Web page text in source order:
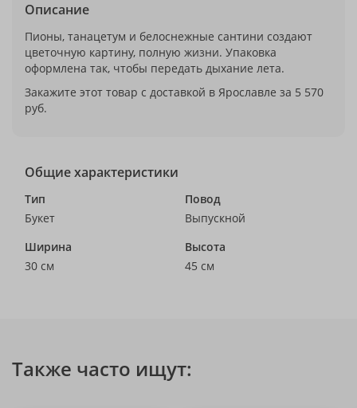
Описание
Пионы, танацетум и белоснежные сантини создают
цветочную картину, полную жизни. Упаковка
оформлена так, чтобы передать дыхание лета.
Закажите этот товар с доставкой в Ярославле за 5 570
руб.
Общие характеристики
Тип
Букет
Повод
Выпускной
Ширина
30 см
Высота
45 см
Также часто ищут: